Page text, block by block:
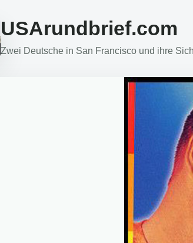
USArundbrief.com
Zwei Deutsche in San Francisco und ihre